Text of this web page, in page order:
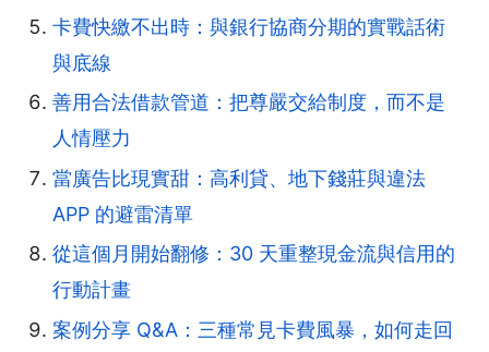
卡費快繳不出時：與銀行協商分期的實戰話術
與底線
善用合法借款管道：把尊嚴交給制度，而不是
人情壓力
當廣告比現實甜：高利貸、地下錢莊與違法
APP 的避雷清單
從這個月開始翻修：30 天重整現金流與信用的
行動計畫
案例分享 Q&A：三種常見卡費風暴，如何走回